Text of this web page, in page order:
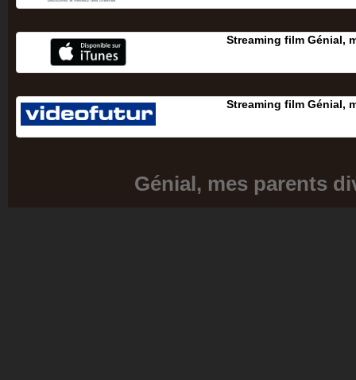
Streaming film Génial,
Streaming film Génial,
Génial, mes parents